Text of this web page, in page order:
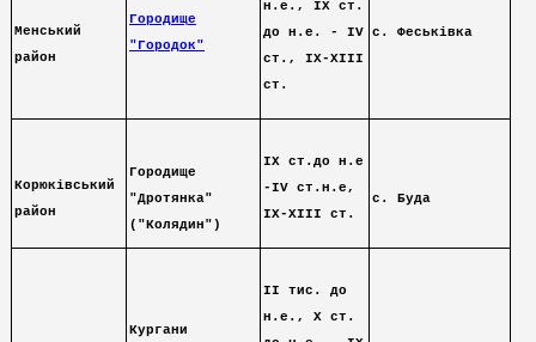
Менський
район
Городище
"Городок"
н.е., ІХ ст.
до н.е. - ІV
ст., ІХ-ХІІІ
ст.
с. Феськівка
Корюківський
район
Городище
"Дротянка"
("Колядин")
IX ст.до н.е
-IV ст.н.е,
ІХ-ХІІІ ст.
с. Буда
Кургани
IІ тис. до
н.е., Х ст.